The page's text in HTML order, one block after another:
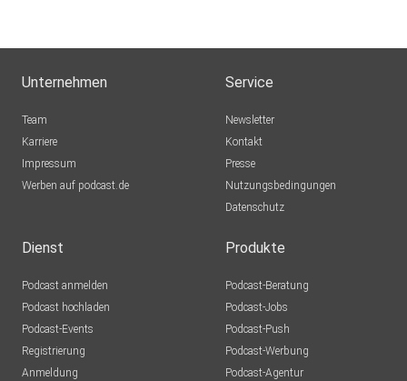
Unternehmen
Team
Karriere
Impressum
Werben auf podcast.de
Service
Newsletter
Kontakt
Presse
Nutzungsbedingungen
Datenschutz
Dienst
Podcast anmelden
Podcast hochladen
Podcast-Events
Registrierung
Anmeldung
Produkte
Podcast-Beratung
Podcast-Jobs
Podcast-Push
Podcast-Werbung
Podcast-Agentur